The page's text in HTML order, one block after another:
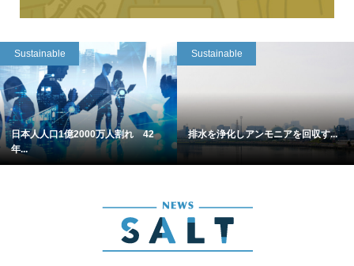
Sustainable
日本人人口1億2000万人割れ 42
年...
Sustainable
排水を浄化しアンモニアを回収す...